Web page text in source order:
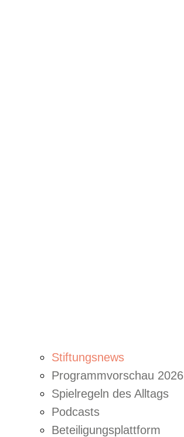
Stiftungsnews
Programmvorschau 2026
Spielregeln des Alltags
Podcasts
Beteiligungsplattform